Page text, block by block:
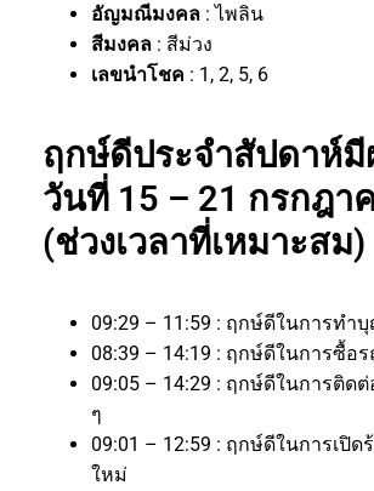
อัญมณีมงคล : ไพลิน
สีมงคล : สีม่วง
เลขนำโชค : 1, 2, 5, 6
ฤกษ์ดีประจำสัปดาห์
วันที่ 15 – 21 กรกฎา
(ช่วงเวลาที่เหมาะสม)
09:29 – 11:59 : ฤกษ์ดีในการทำ
08:39 – 14:19 : ฤกษ์ดีในการซื้อ
09:05 – 14:29 : ฤกษ์ดีในการติดต่
ๆ
09:01 – 12:59 : ฤกษ์ดีในการเปิด
ใหม่